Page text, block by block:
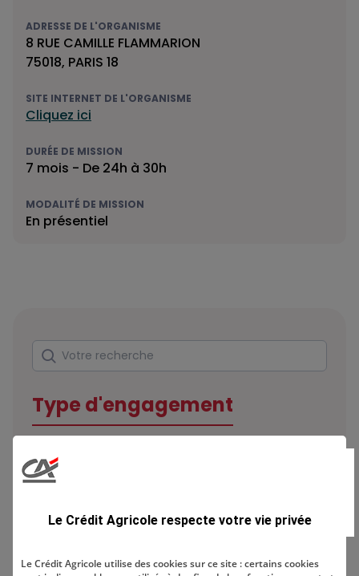
ADRESSE DE L'ORGANISME
8 RUE CAMILLE FLAMMARION
75018, PARIS 18
SITE INTERNET DE L'ORGANISME
Cliquez ici
DURÉE DE MISSION
7 mois - De 24h à 30h
MODALITÉ DE MISSION
En présentiel
Rechercher
Votre recherche
Type d'engagement
Le Crédit Agricole respecte votre vie privée
Le Crédit Agricole utilise des cookies sur ce site : certains cookies